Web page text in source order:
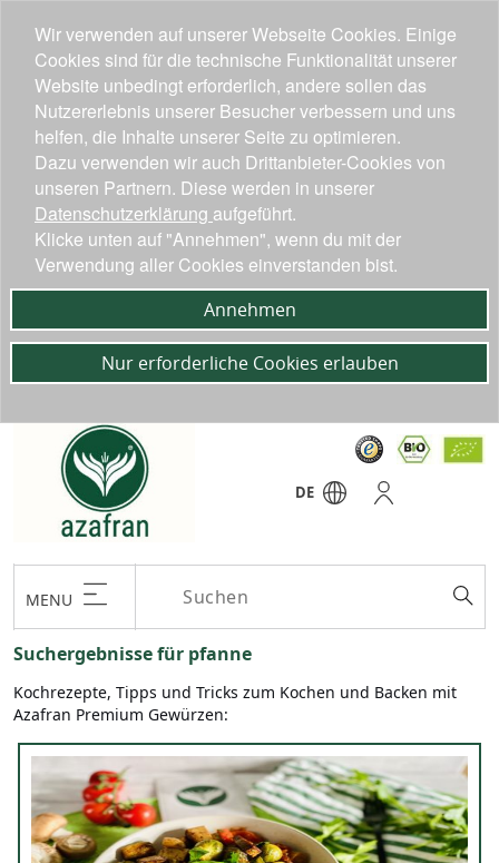
DE
MENU
Suchergebnisse für pfanne
Kochrezepte, Tipps und Tricks zum Kochen und Backen mit
Azafran Premium Gewürzen:
Wir verwenden auf unserer Webseite Cookies. Einige
Cookies sind für die technische Funktionalität unserer
Website unbedingt erforderlich, andere sollen das
Nutzererlebnis unserer Besucher verbessern und uns
helfen, die Inhalte unserer Seite zu optimieren.
Dazu verwenden wir auch Drittanbieter-Cookies von
unseren Partnern. Diese werden in unserer
Datenschutzerklärung aufgeführt.
Klicke unten auf "Annehmen", wenn du mit der
Verwendung aller Cookies einverstanden bist.
Annehmen
Nur erforderliche Cookies erlauben